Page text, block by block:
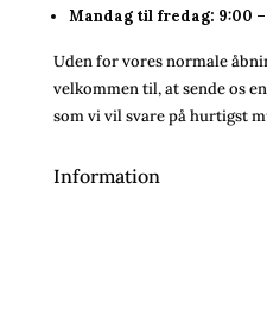
Mandag til fredag: 9:00 –
Uden for vores normale
velkommen til, at sende os
som vi vil svare på hurtigst
Information